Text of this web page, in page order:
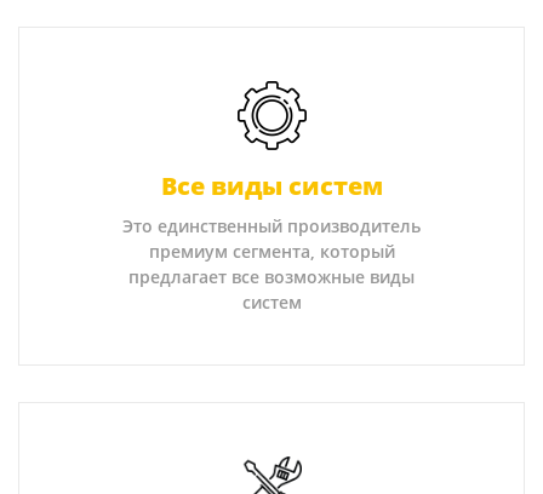
Все виды систем
Это единственный производитель
премиум сегмента, который
предлагает все возможные виды
систем